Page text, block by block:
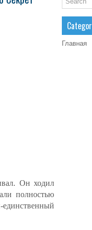
Он ходил
полностью
Главная